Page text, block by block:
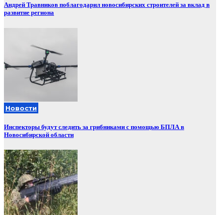
Андрей Травников поблагодарил новосибирских строителей за вклад в
развитие региона
Новости
Инспекторы будут следить за грибниками с помощью БПЛА в
Новосибирской области